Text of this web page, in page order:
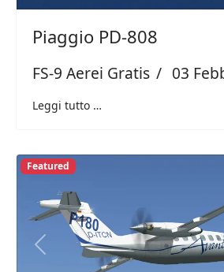
Piaggio PD-808
FS-9 Aerei Gratis 03
Leggi tutto …
Previous
Featured